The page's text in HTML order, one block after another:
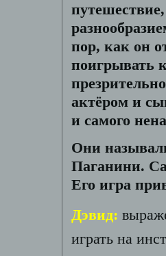
пор, как он
поигрывать
актёром и
и самого
Они
Паганини.
Его игра
Дэвид:
играть на